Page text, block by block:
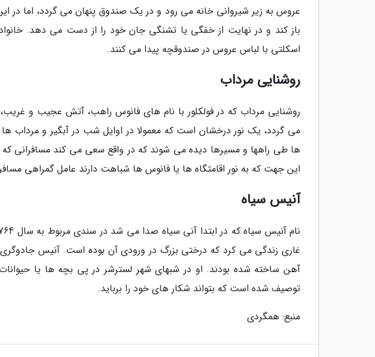
عروس به زیر شیروانی خانه می رود و در یک صندوق پنهان می گردد، اما در
باز کند و در نهایت از خفگی یا تشنگی جان خود را از دست می دهد. خانواده
اسکلتی با لباس عروس در صندوقچه پیدا می کنند.
روشنایی مرداب
روشنایی مرداب که در فولکلور با نام های فانوس راهب، آتش عجیب و
می گردد، یک نور درخشان است که معمولا در اوایل شب در آبگیر و مرداب
ها طی راهها و مسیرها دیده می شوند که در واقع سعی می کند مسافرانی که
این جهت که به نور اقامتگاه ها یا فانوس ها شباهت دارند عامل گمراهی
آنیس سیاه
غاری زندگی می کرد که درختی بزرگ در ورودی آن بوده است. آنیس
آهن ساخته شده بودند. او در شبهای شهر لسترشر در پی بچه ها یا حیوانات
توصیف شده است که بتواند شکار های خود را برباید.
منبع: همگردی